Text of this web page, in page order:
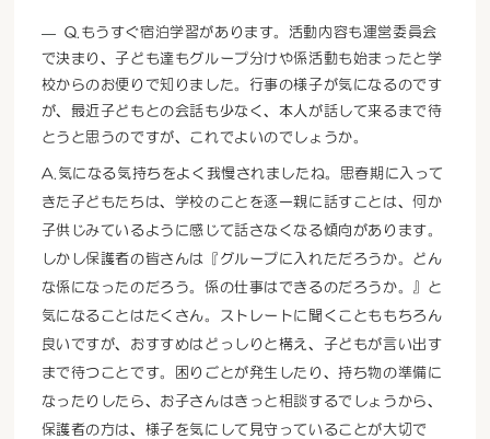
Q.もうすぐ宿泊学習があります。活動内容も運営委員会
で決まり、子ども達もグループ分けや係活動も始まったと学
校からのお便りで知りました。行事の様子が気になるのです
が、最近子どもとの会話も少なく、本人が話して来るまで待
とうと思うのですが、これでよいのでしょうか。
A.気になる気持ちをよく我慢されましたね。思春期に入って
きた子どもたちは、学校のことを逐一親に話すことは、何か
子供じみているように感じて話さなくなる傾向があります。
しかし保護者の皆さんは『グループに入れただろうか。どん
な係になったのだろう。係の仕事はできるのだろうか。』と
気になることはたくさん。ストレートに聞くことももちろん
良いですが、おすすめはどっしりと構え、子どもが言い出す
まで待つことです。困りごとが発生したり、持ち物の準備に
なったりしたら、お子さんはきっと相談するでしょうから、
保護者の方は、様子を気にして見守っていることが大切で